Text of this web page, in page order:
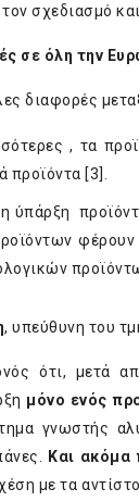
σχεδιασμό
σε όλη την
διαφορές
, τα
προϊόντα [3].
η ύπάρξη
, υπεύθυνη του
ότι, μετά
μόνο ενός
γνωστής
Και ακόμα
με τα